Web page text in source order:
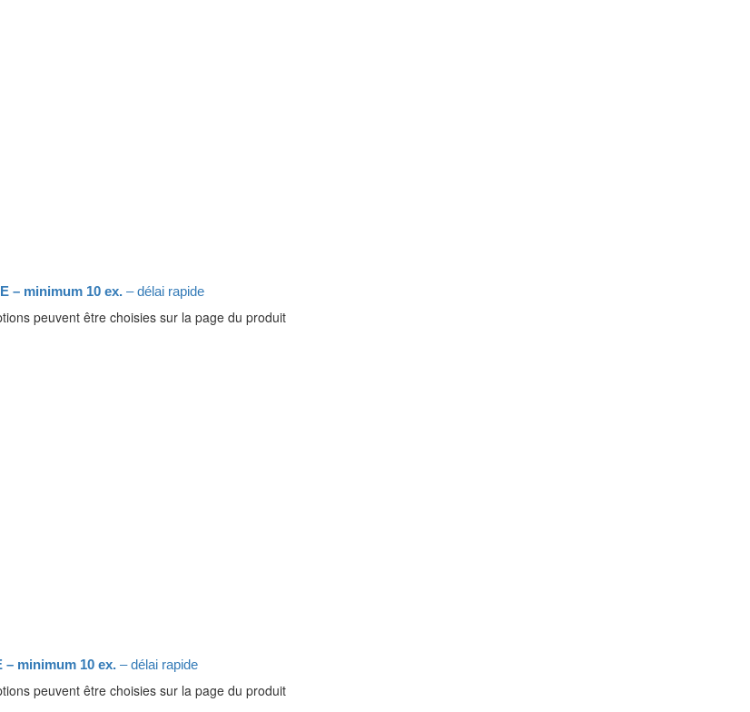
– minimum 10 ex. – délai rapide
peuvent être choisies sur la page du produit
– minimum 10 ex. – délai rapide
peuvent être choisies sur la page du produit